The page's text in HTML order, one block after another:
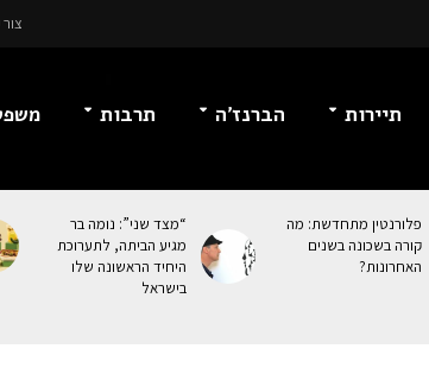
תיירות הברנז’ה תרבות
פלורנטין מתחדשת: מה
קורה בשכונה בשנים
האחרונות?
“מצד שני”: נומה בר
מגיע הביתה, לתערוכת
היחיד הראשונה שלו
בישראל